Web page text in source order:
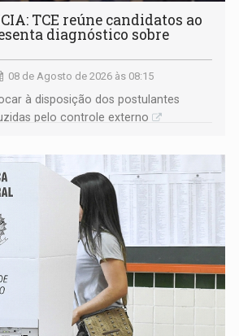
TCE reúne candidatos ao
diagnóstico sobre
08 de Agosto de 2026 às 08:15
à disposição dos postulantes
pelo controle externo